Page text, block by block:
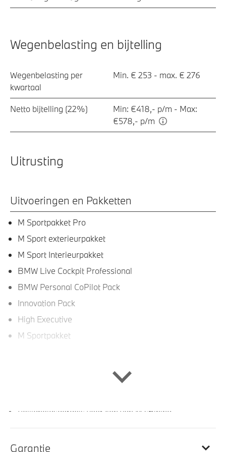
Wegenbelasting en bijtelling
Wegenbelasting per
kwartaal
Min. € 253 - max. € 276
Netto bijtelling (22%)
Min: €418,- p/m - Max:
€578,- p/m
Uitrusting
Uitvoeringen en Pakketten
M Sportpakket Pro
M Sport exterieurpakket
M Sport Interieurpakket
BMW Live Cockpit Professional
BMW Personal CoPilot Pack
Innovation Pack
High Executive
M Sportpakket
Veiligheidsgordels voorzien van M striping
M Hemelbekleding in Anthrazit uitgevoerd
Sportstuur
Garantie